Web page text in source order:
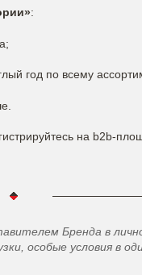
:
год по всему
на b2b-
Бренда в
особые условия в